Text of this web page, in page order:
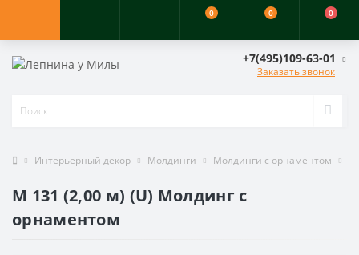
0 0 0
+7(495)109-63-01
Заказать звонок
Интерьерный декор Молдинги Молдинги с орнаментом
M 131 (2,00 м) (U) Молдинг с
орнаментом